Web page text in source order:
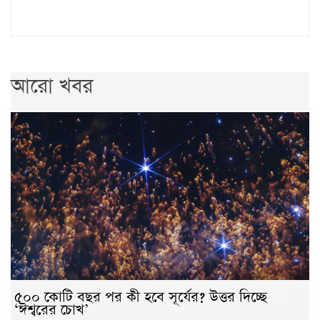
আরো খবর
৫০০ কোটি বছর পর কী হবে সূর্যের? উত্তর দিচ্ছে
‘ঈশ্বরের চোখ’